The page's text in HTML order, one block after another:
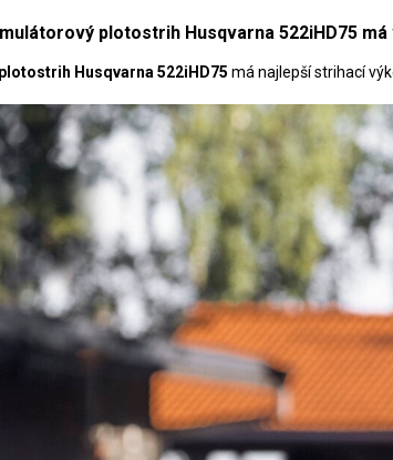
plotostrih Husqvarna 522iHD75
Husqvarna 522iHD75 má najlepší strihací